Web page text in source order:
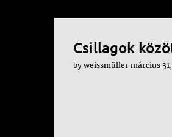
Csillagok
by weissmüller március